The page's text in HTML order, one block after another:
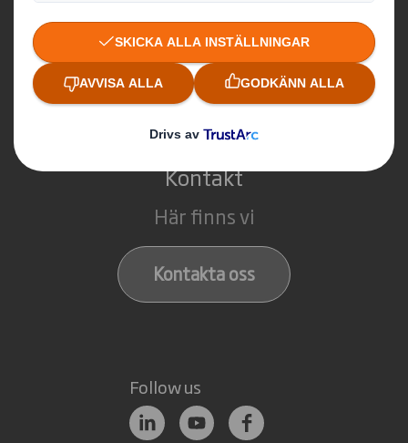
Packaging
Paper
Recycling
Kontakt
Här finns vi
Kontakta oss
Follow us